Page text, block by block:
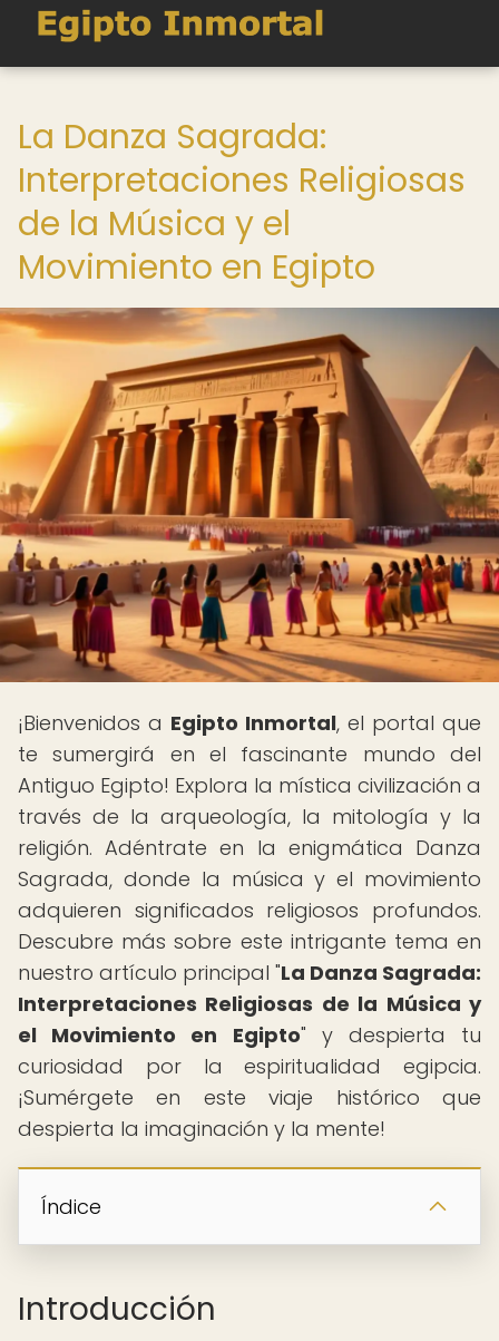
La Danza Sagrada:
Interpretaciones Religiosas
de la Música y el
Movimiento en Egipto
¡Bienvenidos a Egipto Inmortal, el portal que
te sumergirá en el fascinante mundo del
Antiguo Egipto! Explora la mística civilización a
través de la arqueología, la mitología y la
religión. Adéntrate en la enigmática Danza
Sagrada, donde la música y el movimiento
adquieren significados religiosos profundos.
Descubre más sobre este intrigante tema en
nuestro artículo principal "La Danza Sagrada:
Interpretaciones Religiosas de la Música y
el Movimiento en Egipto" y despierta tu
curiosidad por la espiritualidad egipcia.
¡Sumérgete en este viaje histórico que
despierta la imaginación y la mente!
Índice
Introducción